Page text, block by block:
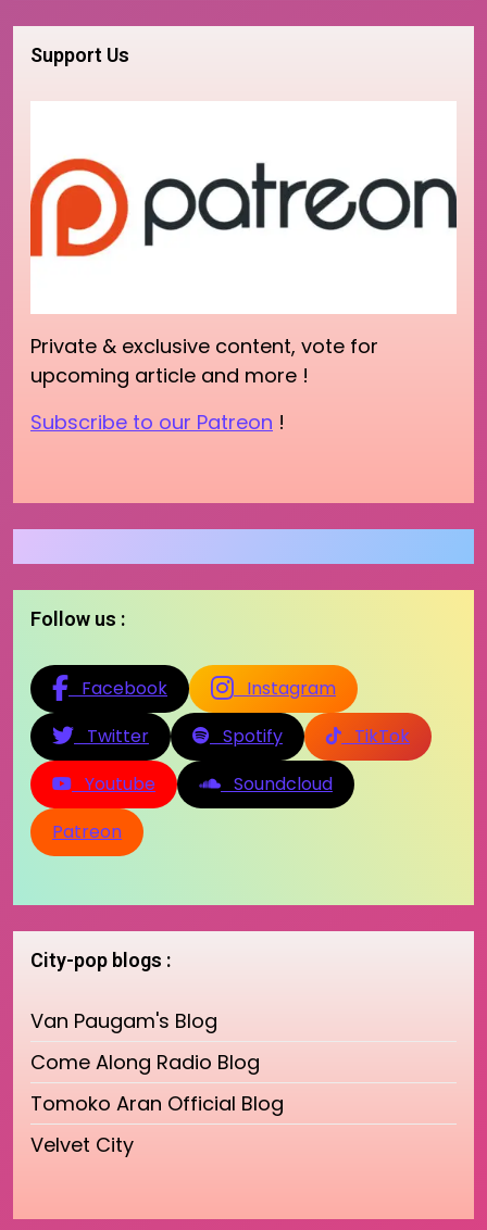
Support Us
Private & exclusive content, vote for
upcoming article and more !
Subscribe to our Patreon !
Follow us :
Facebook
Instagram
Twitter
Spotify
TikTok
Youtube
Soundcloud
Patreon
City-pop blogs :
Van Paugam's Blog
Come Along Radio Blog
Tomoko Aran Official Blog
Velvet City